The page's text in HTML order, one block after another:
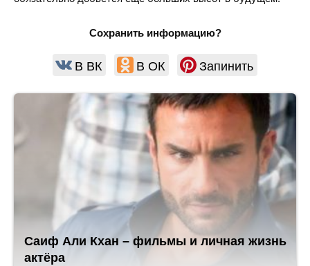
Сохранить информацию?
В ВК В ОК Запинить
Саиф Али Кхан – фильмы и личная жизнь
актёра